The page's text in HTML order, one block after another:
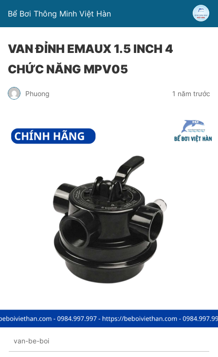
Bể Bơi Thông Minh Việt Hàn
VAN ĐỈNH EMAUX 1.5 INCH 4
CHỨC NĂNG MPV05
Phuong 1 năm trước
van-be-boi